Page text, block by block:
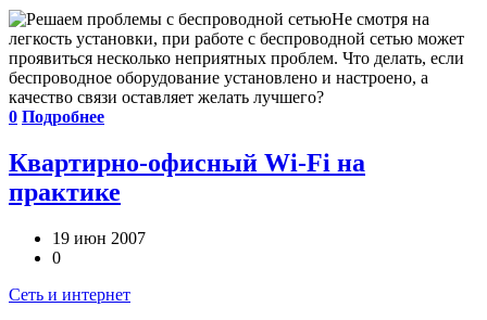
Не смотря на
легкость установки, при работе с беспроводной сетью может
проявиться несколько неприятных проблем. Что делать, если
беспроводное оборудование установлено и настроено, а
качество связи оставляет желать лучшего?
0 Подробнее
Квартирно-офисный Wi-Fi на
практике
19 июн 2007
0
Сеть и интернет